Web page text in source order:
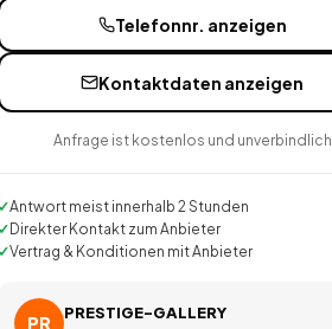
Telefonnr. anzeigen
Kontaktdaten anzeigen
Anfrage ist kostenlos und unverbindlich
Antwort meist innerhalb 2 Stunden
Direkter Kontakt zum Anbieter
Vertrag & Konditionen mit Anbieter
PR
PRESTIGE-GALLERY